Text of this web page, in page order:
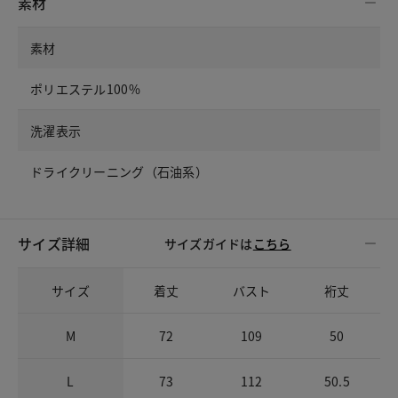
素材
ポリエステル100%
洗濯表示
ドライクリーニング（石油系）
サイズ詳細 サイズガイドは こちら
サイズ 着丈 バスト 裄丈
M 72 109 50
L 73 112 50.5